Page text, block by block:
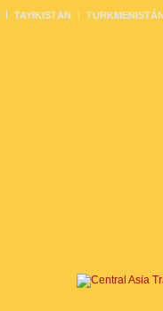
TAYIKISTÁN